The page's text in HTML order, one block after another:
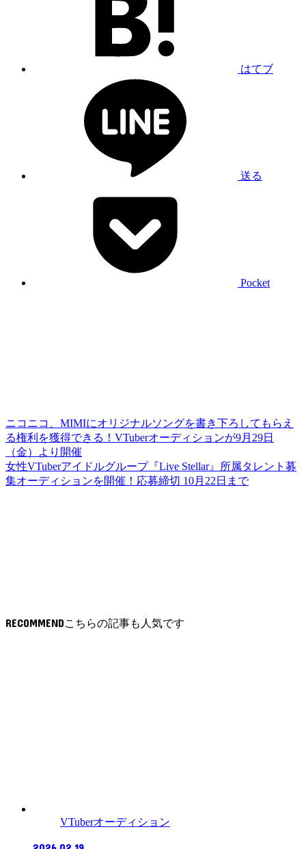
はてブ
送る
Pocket
ニコニコ、MIMIにオリジナルソングを書き下ろしてもらえ
る権利を獲得できる！VTuberオーディションが9月29日
（金）より開催
女性VTuberアイドルグループ『Live Stellar』所属タレント募
集オーディションを開催！応募締切 10月22日まで
RECOMMEND
VTuberオーディション